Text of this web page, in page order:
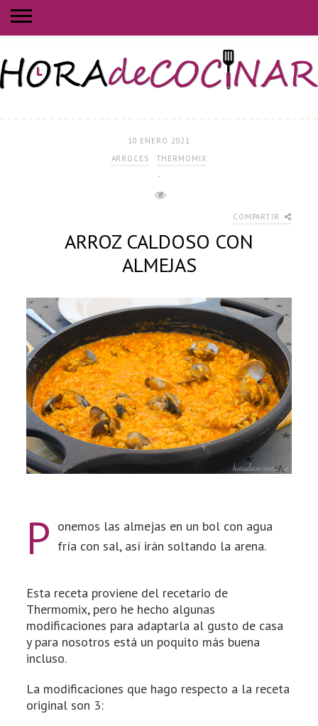
10 ENERO 2021
ARROCES
THERMOMIX
-
COMPARTIR
ARROZ CALDOSO CON
ALMEJAS
P onemos las almejas en un bol con agua
fría con sal, así irán soltando la arena.
Esta receta proviene del recetario de
Thermomix, pero he hecho algunas
modificaciones para adaptarla al gusto de casa
y para nosotros está un poquito más buena
incluso.
La modificaciones que hago respecto a la receta
original son 3: